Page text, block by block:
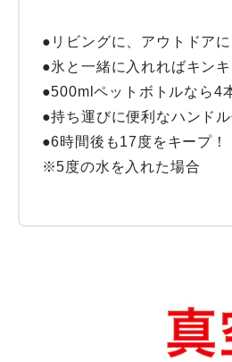
●リビングに、アウトドア
●氷と一緒に入れればキン
●500mlペットボトルなら4
●持ち運びに便利なハンド
●6時間後も17度をキープ！
※5度の水を入れた場合